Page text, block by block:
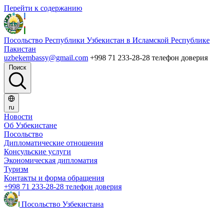
Перейти к содержанию
Посольство Республики Узбекистан в Исламской Республике
Пакистан
uzbekembassy@gmail.com +998 71 233-28-28 телефон доверия
Поиск
ru
Новости
Об Узбекистане
Посольство
Дипломатические отношения
Консульские услуги
Экономическая дипломатия
Туризм
Контакты и форма обращения
+998 71 233-28-28 телефон доверия
Посольство Узбекистана